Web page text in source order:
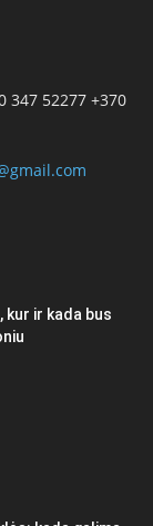
347 52277 +370
kur ir kada bus